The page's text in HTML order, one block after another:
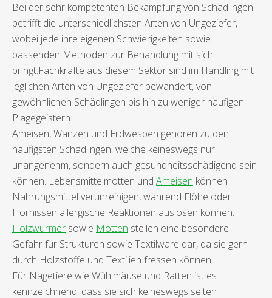
Bei der sehr kompetenten Bekämpfung von Schädlingen
betrifft die unterschiedlichsten Arten von Ungeziefer,
wobei jede ihre eigenen Schwierigkeiten sowie
passenden Methoden zur Behandlung mit sich
bringt.Fachkräfte aus diesem Sektor sind im Handling mit
jeglichen Arten von Ungeziefer bewandert, von
gewöhnlichen Schädlingen bis hin zu weniger häufigen
Plagegeistern.
Ameisen, Wanzen und Erdwespen gehören zu den
häufigsten Schädlingen, welche keineswegs nur
unangenehm, sondern auch gesundheitsschädigend sein
können. Lebensmittelmotten und Ameisen können
Nahrungsmittel verunreinigen, während Flöhe oder
Hornissen allergische Reaktionen auslösen können.
Holzwürmer sowie Motten stellen eine besondere
Gefahr für Strukturen sowie Textilware dar, da sie gern
durch Holzstoffe und Textilien fressen können.
Für Nagetiere wie Wühlmäuse und Ratten ist es
kennzeichnend, dass sie sich keineswegs selten